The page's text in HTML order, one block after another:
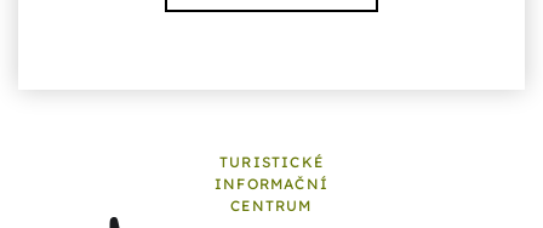
TURISTICKÉ
INFORMAČNÍ
CENTRUM